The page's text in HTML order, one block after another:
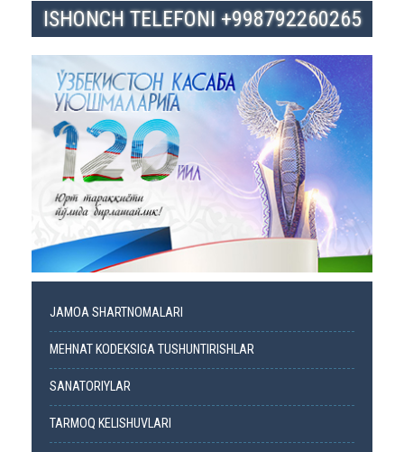
ISHONCH TELEFONI +998792260265
JAMOA SHARTNOMALARI
MEHNAT KODEKSIGA TUSHUNTIRISHLAR
SANATORIYLAR
TARMOQ KELISHUVLARI